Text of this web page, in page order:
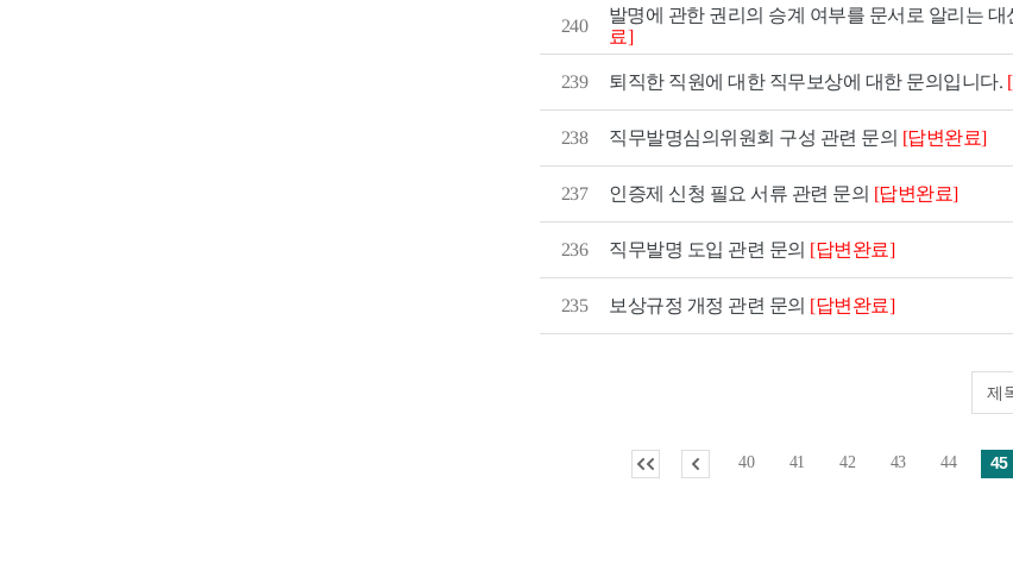
240
발명에 관한 권리의 승계 여부를 문서로 알리는 대
료]
239 퇴직한 직원에 대한 직무보상에 대한 문의입니다.
238 직무발명심의위원회 구성 관련 문의 [답변완료]
237 인증제 신청 필요 서류 관련 문의 [답변완료]
236 직무발명 도입 관련 문의 [답변완료]
235 보상규정 개정 관련 문의 [답변완료]
40 41 42 43 44 45